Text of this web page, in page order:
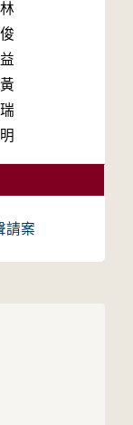
林
俊
益
黃
瑞
明
請案